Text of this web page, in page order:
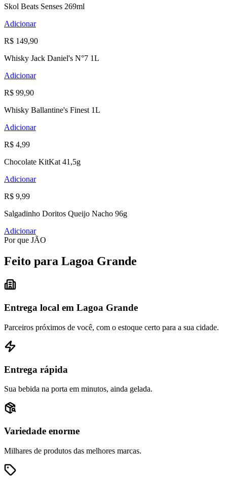
Skol Beats Senses 269ml
Adicionar
R$ 149,90
Whisky Jack Daniel's N°7 1L
Adicionar
R$ 99,90
Whisky Ballantine's Finest 1L
Adicionar
R$ 4,99
Chocolate KitKat 41,5g
Adicionar
R$ 9,99
Salgadinho Doritos Queijo Nacho 96g
Adicionar
Por que JÃO
Feito para Lagoa Grande
Entrega local em Lagoa Grande
Parceiros próximos de você, com o estoque certo para a sua cidade.
Entrega rápida
Sua bebida na porta em minutos, ainda gelada.
Variedade enorme
Milhares de produtos das melhores marcas.